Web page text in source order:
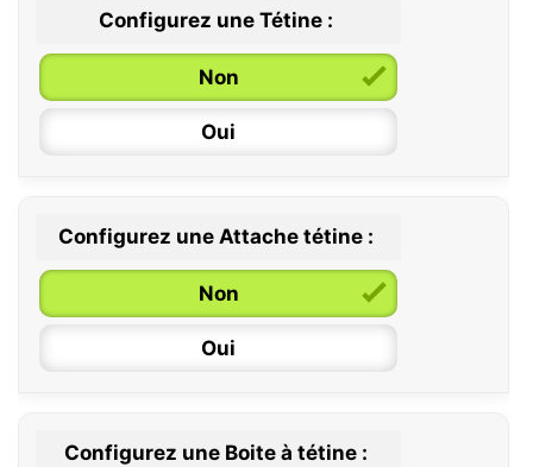
Configurez une Tétine :
Non
Oui
0 / 6 mois
6 / 36 mois
Configurez une Attache tétine :
Non
Oui
Configurez une Boite à tétine :